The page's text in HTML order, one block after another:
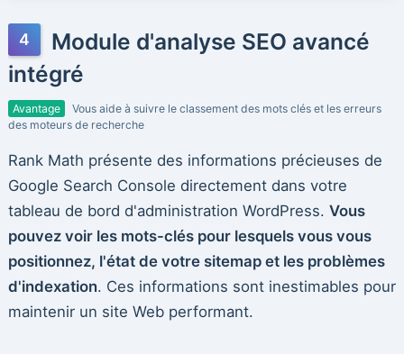
Module d'analyse SEO avancé
intégré
Avantage
Vous aide à suivre le classement des mots clés et les erreurs
des moteurs de recherche
Rank Math présente des informations précieuses de
Google Search Console directement dans votre
tableau de bord d'administration WordPress. Vous
pouvez voir les mots-clés pour lesquels vous vous
positionnez, l'état de votre sitemap et les problèmes
d'indexation. Ces informations sont inestimables pour
maintenir un site Web performant.